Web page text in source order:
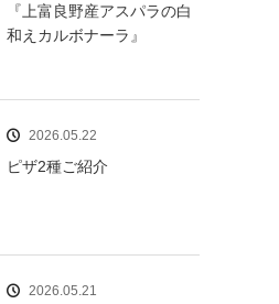
『上富良野産アスパラの白
和えカルボナーラ』
2026.05.22
ピザ2種ご紹介
2026.05.21